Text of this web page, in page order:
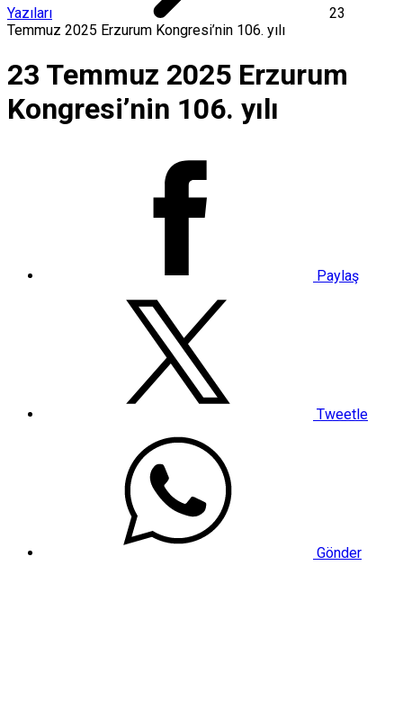
Yazıları
23
Temmuz 2025 Erzurum Kongresi’nin 106. yılı
23 Temmuz 2025 Erzurum
Kongresi’nin 106. yılı
Paylaş
Tweetle
Gönder